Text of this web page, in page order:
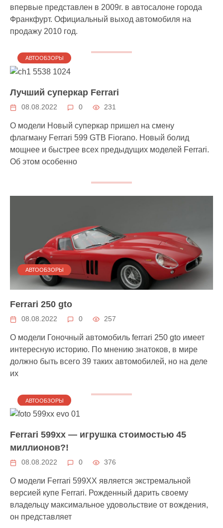
впервые представлен в 2009г. в автосалоне города
Франкфурт. Официальный выход автомобиля на
продажу 2010 год.
АВТООБЗОРЫ
Лучший суперкар Ferrari
08.08.2022 0 231
О модели Новый суперкар пришел на смену
флагману Ferrari 599 GTB Fiorano. Новый болид
мощнее и быстрее всех предыдущих моделей Ferrari.
Об этом особенно
АВТООБЗОРЫ
Ferrari 250 gto
08.08.2022 0 257
О модели Гоночный автомобиль ferrari 250 gto имеет
интересную историю. По мнению знатоков, в мире
должно быть всего 39 таких автомобилей, но на деле
их
АВТООБЗОРЫ
Ferrari 599xx — игрушка стоимостью 45
миллионов?!
08.08.2022 0 376
О модели Ferrari 599XX является экстремальной
версией купе Ferrari. Рожденный дарить своему
владельцу максимальное удовольствие от вождения,
он представляет